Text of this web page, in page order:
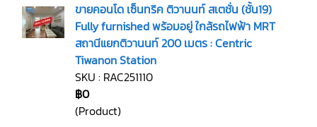
ขายคอนโด เซ็นทริค ติวานนท์ สเตชั่น (ชั้น19)
Fully furnished พร้อมอยู่ ใกล้รถไฟฟ้า MRT
สถานีแยกติวานนท์ 200 เมตร : Centric
Tiwanon Station
SKU : RAC251110
฿0
(Product)